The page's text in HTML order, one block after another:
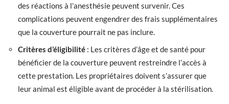
des réactions à l’anesthésie peuvent survenir. Ces
complications peuvent engendrer des frais supplémentaires
que la couverture pourrait ne pas inclure.
Critères d’éligibilité : Les critères d’âge et de santé pour
bénéficier de la couverture peuvent restreindre l’accès à
cette prestation. Les propriétaires doivent s’assurer que
leur animal est éligible avant de procéder à la stérilisation.